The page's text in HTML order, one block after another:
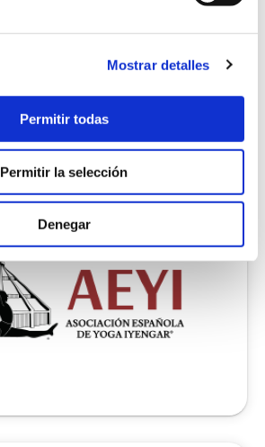
Mostrar detalles
Permitir todas
Permitir la selección
Denegar